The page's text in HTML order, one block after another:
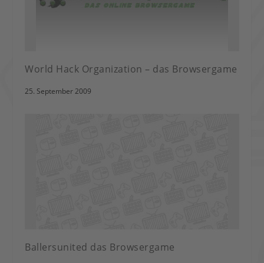
World Hack Organization – das Browsergame
25. September 2009
Ballersunited das Browsergame